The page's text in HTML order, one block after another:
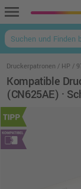
menu
Druckerpatronen HP
Kompatible
(CN625AE) ·